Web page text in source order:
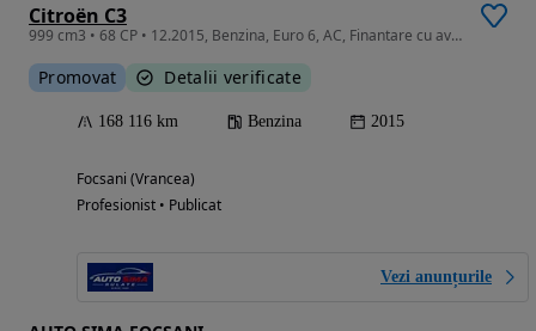
Citroën C3
999 cm3 • 68 CP • 12.2015, Benzina, Euro 6, AC, Finantare cu avans de la 0%
Promovat Detalii verificate
168 116 km Benzina 2015
Focsani (Vrancea)
Profesionist • Publicat
Vezi anunțurile